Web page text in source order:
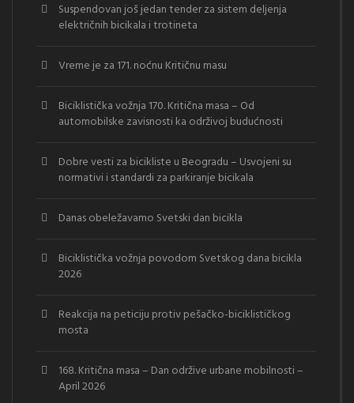
Suspendovan još jedan tender za sistem deljenja
električnih bicikala i trotineta
Vreme je za 171. noćnu Kritičnu masu
Biciklistička vožnja 170. Kritična masa – Od
automobilske zavisnosti ka održivoj budućnosti
Dobre vesti za bicikliste u Beogradu – Usvojeni su
normativi i standardi za parkiranje bicikala
Danas obeležavamo Svetski dan bicikla
Biciklistička vožnja povodom Svetskog dana bicikla
2026
Reakcija na peticiju protiv pešačko-biciklističkog
mosta
168. Kritična masa – Dan održive urbane mobilnosti –
April 2026